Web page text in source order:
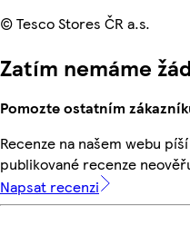
© Tesco Stores ČR a.s.
Zatím nemáme
Pomozte ostatním
Recenze na našem webu
publikované recenze
Napsat recenzi